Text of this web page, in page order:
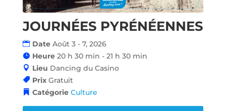
JOURNÉES PYRÉNÉENNES
Date Août 3 - 7, 2026
Heure 20 h 30 min - 21 h 30 min
Lieu Dancing du Casino
Prix Gratuit
Catégorie Culture